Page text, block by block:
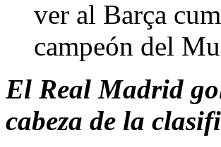
ver al Barça
campeón del
El Real Madrid
cabeza de la